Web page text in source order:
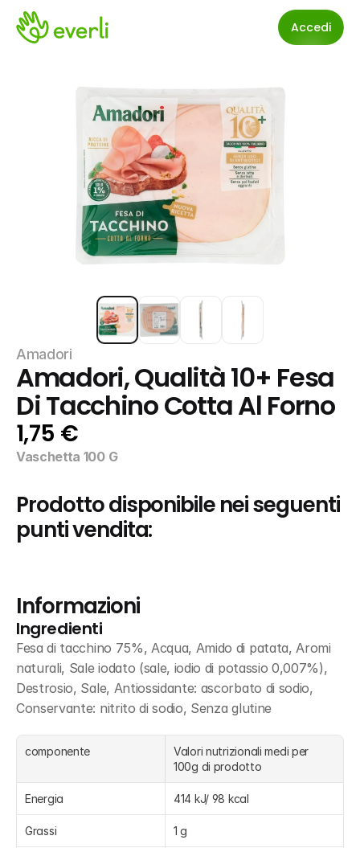
Accedi
Amadori
Amadori, Qualità 10+ Fesa
Di Tacchino Cotta Al Forno
1,75 €
Vaschetta 100 G
Prodotto disponibile nei seguenti
punti vendita:
Informazioni
Ingredienti
Fesa di tacchino 75%, Acqua, Amido di patata, Aromi
naturali, Sale iodato (sale, iodio di potassio 0,007%),
Destrosio, Sale, Antiossidante: ascorbato di sodio,
Conservante: nitrito di sodio, Senza glutine
componente
Valori nutrizionali medi per
100g di prodotto
Energia 414 kJ/ 98 kcal
Grassi 1 g